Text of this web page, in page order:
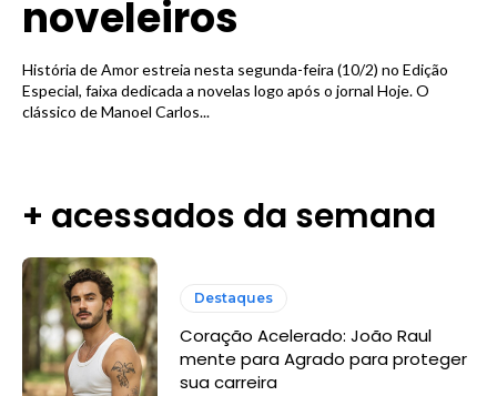
noveleiros
História de Amor estreia nesta segunda-feira (10/2) no Edição
Especial, faixa dedicada a novelas logo após o jornal Hoje. O
clássico de Manoel Carlos...
+ acessados da semana
Destaques
Coração Acelerado: João Raul
mente para Agrado para proteger
sua carreira